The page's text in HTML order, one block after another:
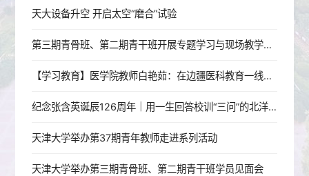
天大设备升空 开启太空“磨合”试验
第三期青骨班、第二期青干班开展专题学习与现场教学活动
【学习教育】医学院教师白艳茹：在边疆医科教育一线践行育人初心
纪念张含英诞辰126周年｜用一生回答校训“三问”的北洋老校长
天津大学举办第37期青年教师走进系列活动
天津大学举办第三期青骨班、第二期青干班学员见面会